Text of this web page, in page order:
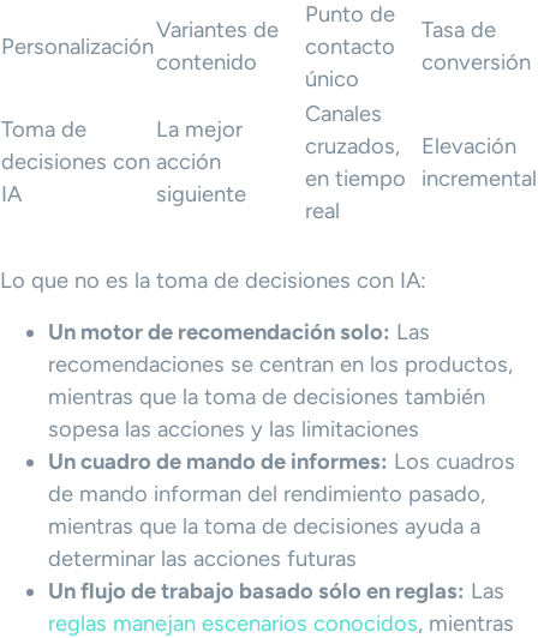
Personalización
Variantes de
contenido
Punto de
contacto
único
Tasa de
conversión
Toma de
decisiones con
IA
La mejor
acción
siguiente
Canales
cruzados,
en tiempo
real
Elevación
incremental
Lo que no es la toma de decisiones con IA:
Un motor de recomendación solo: Las
recomendaciones se centran en los productos,
mientras que la toma de decisiones también
sopesa las acciones y las limitaciones
Un cuadro de mando de informes: Los cuadros
de mando informan del rendimiento pasado,
mientras que la toma de decisiones ayuda a
determinar las acciones futuras
Un flujo de trabajo basado sólo en reglas: Las
reglas manejan escenarios conocidos, mientras